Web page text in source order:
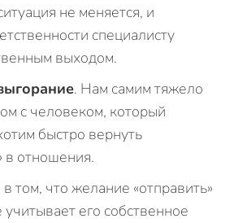
не меняется, и
специалисту
выходом.
. Нам самим тяжело
с человеком, который
быстро вернуть
в отношения.
том, что желание «отправить»
учитывает его собственное